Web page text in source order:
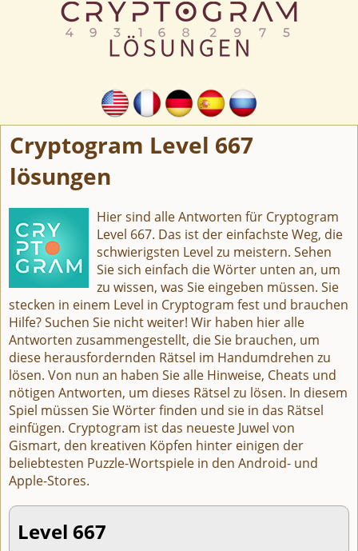
Cryptogram Level 667
lösungen
Hier sind alle Antworten für Cryptogram
Level 667. Das ist der einfachste Weg, die
schwierigsten Level zu meistern. Sehen
Sie sich einfach die Wörter unten an, um
zu wissen, was Sie eingeben müssen. Sie
stecken in einem Level in Cryptogram fest und brauchen
Hilfe? Suchen Sie nicht weiter! Wir haben hier alle
Antworten zusammengestellt, die Sie brauchen, um
diese herausfordernden Rätsel im Handumdrehen zu
lösen. Von nun an haben Sie alle Hinweise, Cheats und
nötigen Antworten, um dieses Rätsel zu lösen. In diesem
Spiel müssen Sie Wörter finden und sie in das Rätsel
einfügen. Cryptogram ist das neueste Juwel von
Gismart, den kreativen Köpfen hinter einigen der
beliebtesten Puzzle-Wortspiele in den Android- und
Apple-Stores.
Level 667